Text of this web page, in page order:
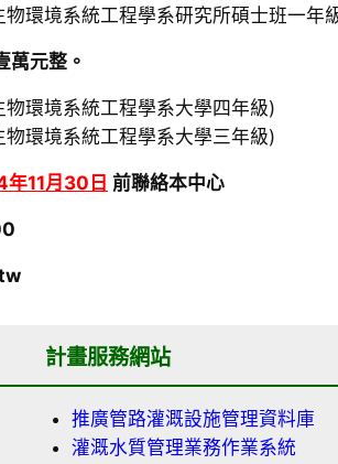
環境系統工程學系研究所碩士班一年
萬元整。
環境系統工程學系大學四年級)
環境系統工程學系大學三年級)
年11月30日 前聯絡本中心
計畫服務網站
推廣管路灌溉設施管理資料庫
灌溉水質管理業務作業系統